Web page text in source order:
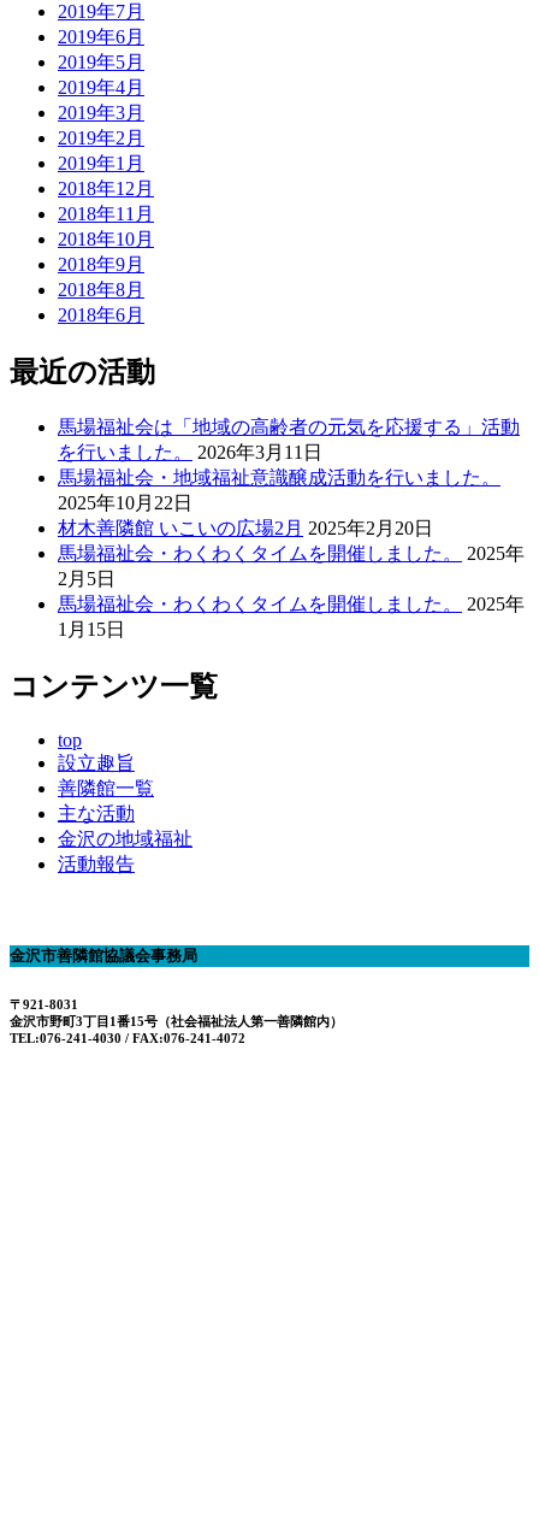
2019年7月
2019年6月
2019年5月
2019年4月
2019年3月
2019年2月
2019年1月
2018年12月
2018年11月
2018年10月
2018年9月
2018年8月
2018年6月
最近の活動
馬場福祉会は「地域の高齢者の元気を応援する」活動
を行いました。
2026年3月11日
馬場福祉会・地域福祉意識醸成活動を行いました。
2025年10月22日
材木善隣館 いこいの広場2月 2025年2月20日
馬場福祉会・わくわくタイムを開催しました。
2025年
2月5日
馬場福祉会・わくわくタイムを開催しました。
2025年
1月15日
コンテンツ一覧
top
設立趣旨
善隣館一覧
主な活動
金沢の地域福祉
活動報告
金沢市善隣館協議会事務局
〒921-8031
金沢市野町3丁目1番15号（社会福祉法人第一善隣館内）
TEL:076-241-4030 / FAX:076-241-4072